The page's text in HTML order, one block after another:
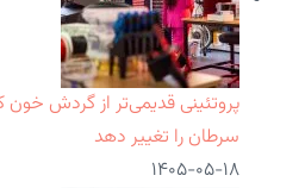
پروتئینی قدیمی‌تر از گردش خون
سرطان را تغییر دهد
۱۴۰۵-۰۵-۱۸